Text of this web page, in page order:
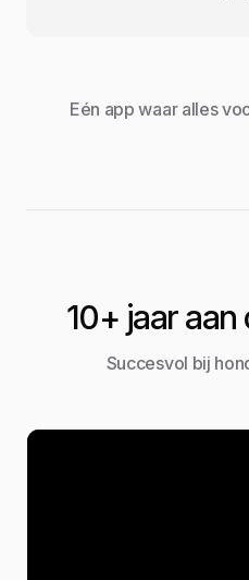
Eén app waar alles
10+ jaar
Succesvol bij